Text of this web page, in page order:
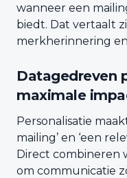
wanneer een
biedt. Dat vertaalt
merkherinnering
Datagedreven
maximale
Personalisatie
mailing’ en ‘een
Direct combineren
om communicatie